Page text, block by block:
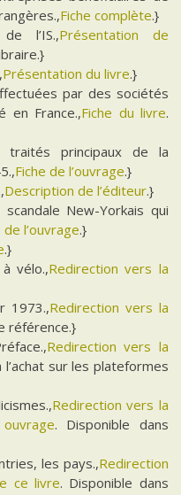
Fiche complète.}
l’IS.,Présentation de
Présentation du livre.}
par des sociétés
en France.,Fiche du livre.
traités principaux de la
Fiche de l’ouvrage.}
Description de l’éditeur.}
New-Yorkais qui
l’ouvrage.}
.}
vélo.,Redirection vers la
1973.,Redirection vers la
référence.}
Redirection vers la
l’achat sur les plateformes
Redirection vers la
. Disponible dans
les pays.,Redirection
ce livre. Disponible dans